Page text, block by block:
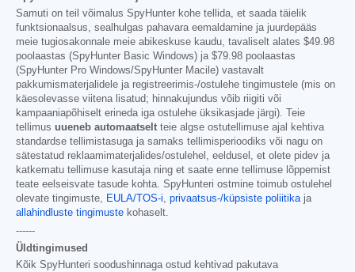
Samuti on teil võimalus SpyHunter kohe tellida, et saada täielik
funktsionaalsus, sealhulgas pahavara eemaldamine ja juurdepääs
meie tugiosakonnale meie abikeskuse kaudu, tavaliselt alates $49.98
poolaastas (SpyHunter Basic Windows) ja $79.98 poolaastas
(SpyHunter Pro Windows/SpyHunter Macile) vastavalt
pakkumismaterjalidele ja registreerimis-/ostulehe tingimustele (mis on
käesolevasse viitena lisatud; hinnakujundus võib riigiti või
kampaaniapõhiselt erineda iga ostulehe üksikasjade järgi). Teie
tellimus uueneb automaatselt teie algse ostutellimuse ajal kehtiva
standardse tellimistasuga ja samaks tellimisperioodiks või nagu on
sätestatud reklaamimaterjalides/ostulehel, eeldusel, et olete pidev ja
katkematu tellimuse kasutaja ning et saate enne tellimuse lõppemist
teate eelseisvate tasude kohta. SpyHunteri ostmine toimub ostulehel
olevate tingimuste,
EULA/TOS-i privaatsus-/küpsiste poliitika ja
allahindluste tingimuste kohaselt.
------
Üldtingimused
Kõik SpyHunteri soodushinnaga ostud kehtivad pakutava